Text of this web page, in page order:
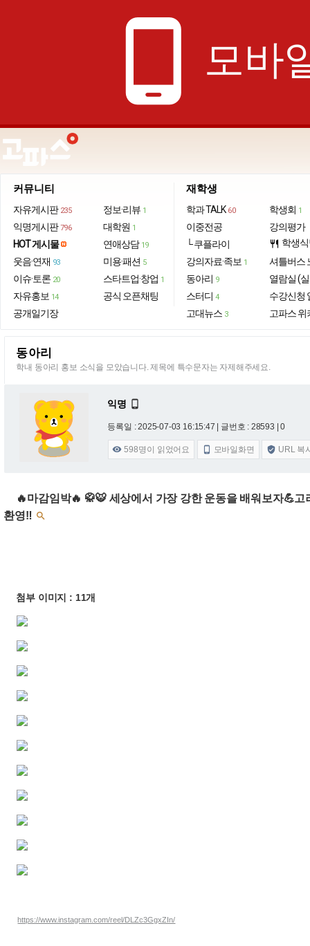
phone_android 모바
커뮤니티
자유게시판 235
익명게시판 796
HOT 게시물
웃음·연재 93
이슈·토론 20
자유홍보 14
공개일기장
정보·리뷰 1
대학원 1
연애상담 19
미용·패션 5
스타트업·창업 1
공식 오픈채팅
재학생
학과 TALK 60
이중전공
└ 쿠플라이
강의자료·족보 1
동아리 9
스터디 4
고대뉴스 3
학생회 1
강의평가
restaurant 학생
셔틀버스
열람실 (
수강신청
고파스 위
동아리
학내 동아리 홍보 소식을 모았습니다. 제목에 특수문자는 자제해주세요.
익명 
등록일 : 2025-07-03 16:15:47 | 글번호 : 28593 | 0
 598명이 읽었어요  모바일화면  URL 복
🔥마감임박🔥 🥋🐯 세상에서 가장 강한 운동을 배워보자💪
환영‼️ 
첨부 이미지 : 11개
https://www.instagram.com/reel/DLZc3GgxZIn/